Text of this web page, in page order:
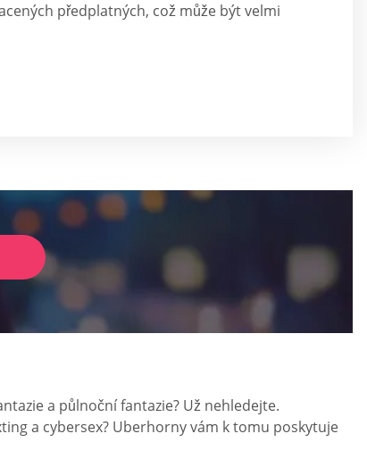
předplatných, což může být velmi
a půlnoční fantazie? Už nehledejte.
a cybersex? Uberhorny vám k tomu poskytuje